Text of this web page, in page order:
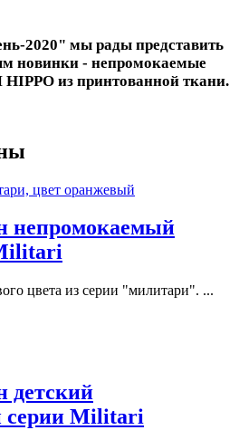
2020" мы рады представить
новинки - непромокаемые
из принтованной ткани.
непромокаемый
цвета из серии "милитари". ...
детский
серии Militari